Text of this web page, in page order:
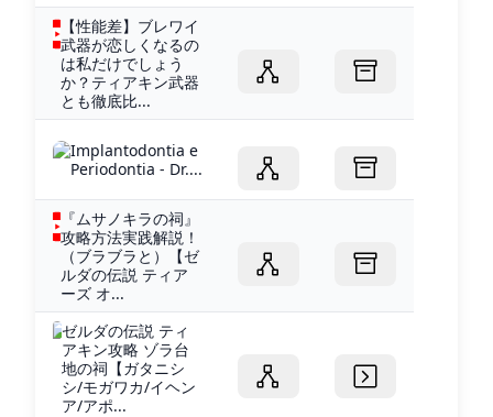
【性能差】ブレワイ
武器が恋しくなるの
は私だけでしょう
か？ティアキン武器
とも徹底比...
Implantodontia e
Periodontia - Dr....
『ムサノキラの祠』
攻略方法実践解説！
（ブラブラと）【ゼ
ルダの伝説 ティア
ーズ オ...
ゼルダの伝説 ティ
アキン攻略 ゾラ台
地の祠【ガタニシ
シ/モガワカ/イヘン
ア/アポ...